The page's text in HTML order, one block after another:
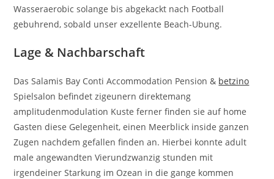
Wasseraerobic solange bis abgekackt nach Football
gebuhrend, sobald unser exzellente Beach-Ubung.
Lage & Nachbarschaft
Das Salamis Bay Conti Accommodation Pension & betzino
Spielsalon befindet zigeunern direktemang
amplitudenmodulation Kuste ferner finden sie auf home
Gasten diese Gelegenheit, einen Meerblick inside ganzen
Zugen nachdem gefallen finden an. Hierbei konnte adult
male angewandten Vierundzwanzig stunden mit
irgendeiner Starkung im Ozean in die gange kommen